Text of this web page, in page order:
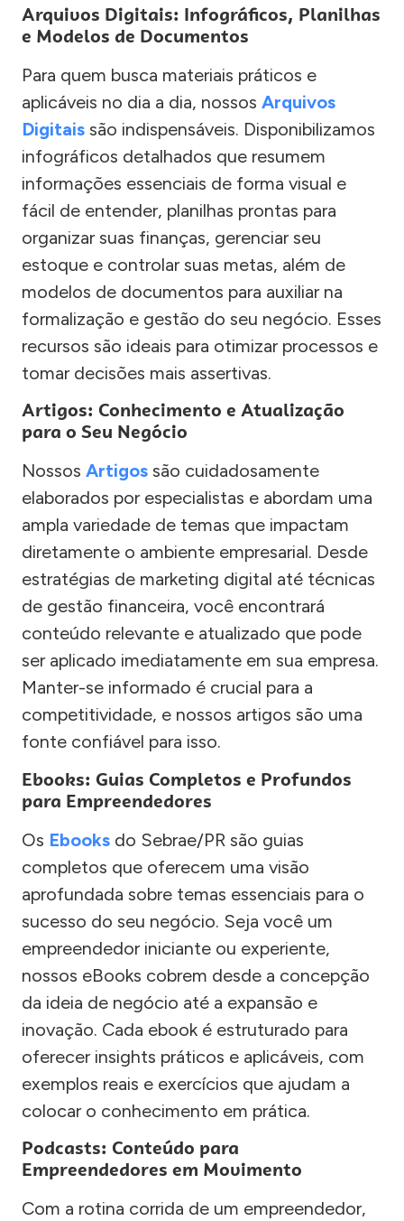
Arquivos Digitais: Infográficos, Planilhas
e Modelos de Documentos
Para quem busca materiais práticos e
aplicáveis no dia a dia, nossos Arquivos
Digitais são indispensáveis. Disponibilizamos
infográficos detalhados que resumem
informações essenciais de forma visual e
fácil de entender, planilhas prontas para
organizar suas finanças, gerenciar seu
estoque e controlar suas metas, além de
modelos de documentos para auxiliar na
formalização e gestão do seu negócio. Esses
recursos são ideais para otimizar processos e
tomar decisões mais assertivas.
Artigos: Conhecimento e Atualização
para o Seu Negócio
Nossos Artigos são cuidadosamente
elaborados por especialistas e abordam uma
ampla variedade de temas que impactam
diretamente o ambiente empresarial. Desde
estratégias de marketing digital até técnicas
de gestão financeira, você encontrará
conteúdo relevante e atualizado que pode
ser aplicado imediatamente em sua empresa.
Manter-se informado é crucial para a
competitividade, e nossos artigos são uma
fonte confiável para isso.
Ebooks: Guias Completos e Profundos
para Empreendedores
Os Ebooks do Sebrae/PR são guias
completos que oferecem uma visão
aprofundada sobre temas essenciais para o
sucesso do seu negócio. Seja você um
empreendedor iniciante ou experiente,
nossos eBooks cobrem desde a concepção
da ideia de negócio até a expansão e
inovação. Cada ebook é estruturado para
oferecer insights práticos e aplicáveis, com
exemplos reais e exercícios que ajudam a
colocar o conhecimento em prática.
Podcasts: Conteúdo para
Empreendedores em Movimento
Com a rotina corrida de um empreendedor,